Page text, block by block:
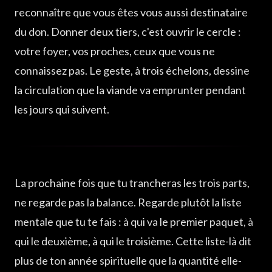
reconnaître que vous êtes vous aussi destinataire
du don. Donner deux tiers, c'est ouvrir le cercle :
votre foyer, vos proches, ceux que vous ne
connaissez pas. Le geste, à trois échelons, dessine
la circulation que la viande va emprunter pendant
les jours qui suivent.
La prochaine fois que tu trancheras les trois parts,
ne regarde pas la balance. Regarde plutôt la liste
mentale que tu te fais : à qui va le premier paquet, à
qui le deuxième, à qui le troisième. Cette liste-là dit
plus de ton année spirituelle que la quantité elle-